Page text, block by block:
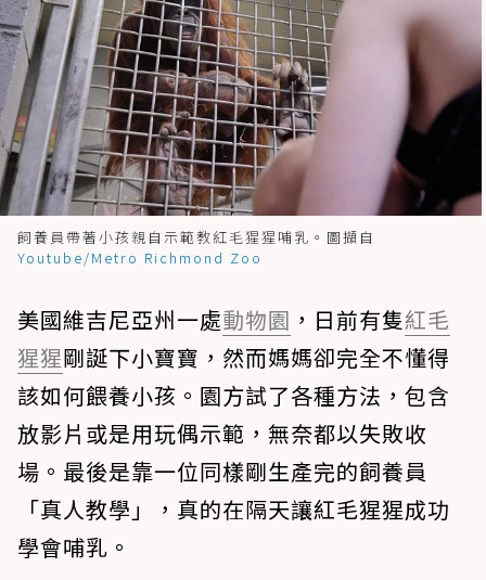
飼養員帶著小孩親自示範教紅毛猩猩哺乳。圖擷自
Youtube/Metro Richmond Zoo
美國維吉尼亞州一處動物園 ，日前有隻紅毛
猩猩剛誕下小寶寶，然而媽媽卻完全不懂得
該如何餵養小孩。園方試了各種方法，包含
放影片或是用玩偶示範，無奈都以失敗收
場。最後是靠一位同樣剛生產完的飼養員
「真人教學」，真的在隔天讓紅毛猩猩成功
學會哺乳。